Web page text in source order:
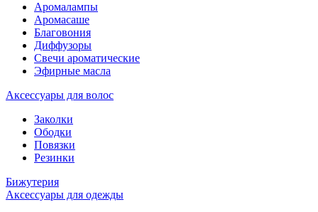
Аромалампы
Аромасаше
Благовония
Диффузоры
Свечи ароматические
Эфирные масла
Аксессуары для волос
Заколки
Ободки
Повязки
Резинки
Бижутерия
Аксессуары для одежды